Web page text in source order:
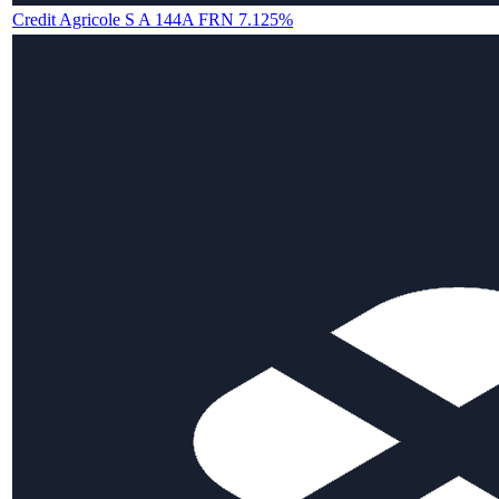
Credit Agricole S A 144A FRN 7.125%